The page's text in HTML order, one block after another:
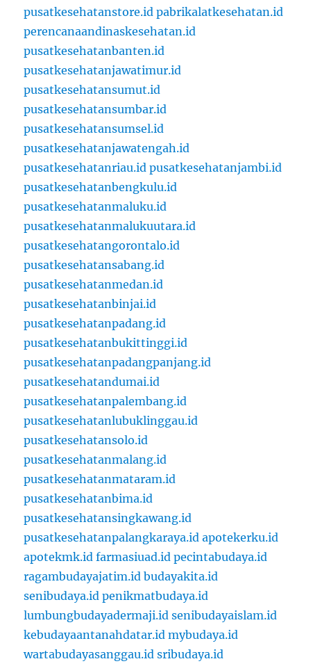
pusatkesehatanstore.id pabrikalatkesehatan.id
perencanaandinaskesehatan.id
pusatkesehatanbanten.id
pusatkesehatanjawatimur.id
pusatkesehatansumut.id
pusatkesehatansumbar.id
pusatkesehatansumsel.id
pusatkesehatanjawatengah.id
pusatkesehatanriau.id pusatkesehatanjambi.id
pusatkesehatanbengkulu.id
pusatkesehatanmaluku.id
pusatkesehatanmalukuutara.id
pusatkesehatangorontalo.id
pusatkesehatansabang.id
pusatkesehatanmedan.id
pusatkesehatanbinjai.id
pusatkesehatanpadang.id
pusatkesehatanbukittinggi.id
pusatkesehatanpadangpanjang.id
pusatkesehatandumai.id
pusatkesehatanpalembang.id
pusatkesehatanlubuklinggau.id
pusatkesehatansolo.id
pusatkesehatanmalang.id
pusatkesehatanmataram.id
pusatkesehatanbima.id
pusatkesehatansingkawang.id
pusatkesehatanpalangkaraya.id apotekerku.id
apotekmk.id farmasiuad.id pecintabudaya.id
ragambudayajatim.id budayakita.id
senibudaya.id penikmatbudaya.id
lumbungbudayadermaji.id senibudayaislam.id
kebudayaantanahdatar.id mybudaya.id
wartabudayasanggau.id sribudaya.id